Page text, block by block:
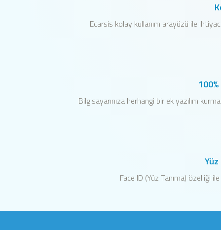
Ecarsis kolay kullanım arayüzü ile
Bilgisayarınıza herhangi bir ek yazılım
Face ID (Yüz Tanıma) özelliği